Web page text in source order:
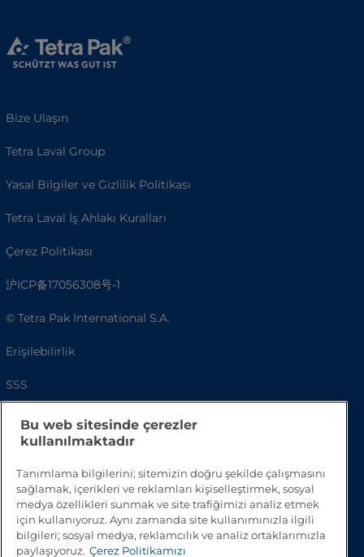
Bize Ulaşın
Tetra Laval Group
Yasal Bilgiler ve Gizlilik Politikası
Tetra Laval İş Ahlakı Kuralları
Çerez Politikası
沪ICP备17056308号-1
© Tetra Pak International S.A.
Erişilebilirlik
SSS
Başa Dön
Bu web sitesinde çerezler
kullanılmaktadır
Tanımlama bilgilerini; sitemizin doğru şekilde çalışmasını
sağlamak, içerikleri ve reklamları kişiselleştirmek, sosyal
medya özellikleri sunmak ve site trafiğimizi analiz etmek
için kullanıyoruz. Aynı zamanda site kullanımınızla ilgili
bilgileri; sosyal medya, reklamcılık ve analiz ortaklarımızla
paylaşıyoruz. Çerez Politikamızı